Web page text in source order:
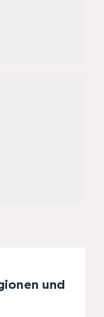
und